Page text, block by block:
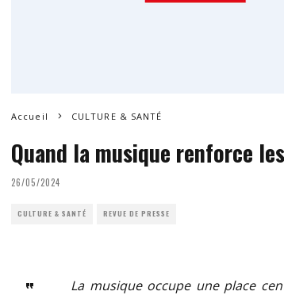
Accueil CULTURE & SANTÉ
Quand la musique renforce
26/05/2024
CULTURE & SANTÉ REVUE DE PRESSE
La musique occupe une place